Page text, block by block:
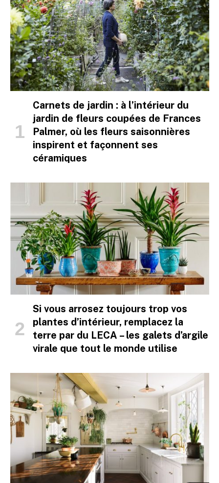
Carnets de jardin : à l’intérieur du
jardin de fleurs coupées de Frances
Palmer, où les fleurs saisonnières
inspirent et façonnent ses
céramiques
Si vous arrosez toujours trop vos
plantes d’intérieur, remplacez la
terre par du LECA – les galets d’argile
virale que tout le monde utilise